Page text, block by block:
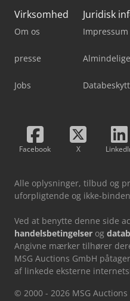
Virksomhed
Om os
presse
Jobs
Juridisk
Impressum
Facebook X
Alle oplysninger, tilbud og
uforpligtende og ikke-
Ved at benytte denne side
handelsbetingelser og
Angivne mærker tilhører
MSG Auctions GmbH
af linkede eksterne
© 2000 - 2026 MSG Auctions